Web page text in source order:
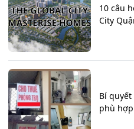
10 câu
City
Bí
phù